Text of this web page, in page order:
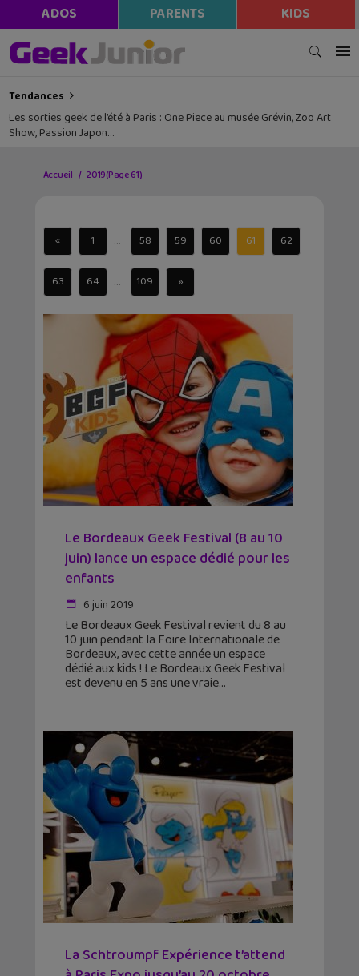
ADOS PARENTS KIDS
Tendances
Les sorties geek de l’été à Paris : One Piece au musée Grévin, Zoo Art
Show, Passion Japon…
Accueil 2019(Page 61)
« 1 ... 58 59 60 61 62
63 64 ... 109 »
Le Bordeaux Geek Festival (8 au 10
juin) lance un espace dédié pour les
enfants
6 juin 2019
Le Bordeaux Geek Festival revient du 8 au
10 juin pendant la Foire Internationale de
Bordeaux, avec cette année un espace
dédié aux kids ! Le Bordeaux Geek Festival
est devenu en 5 ans une vraie
La Schtroumpf Expérience t’attend